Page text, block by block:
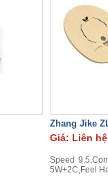
Zhang Jike
Giá: Liên hệ
Speed
5W+2C,Feel